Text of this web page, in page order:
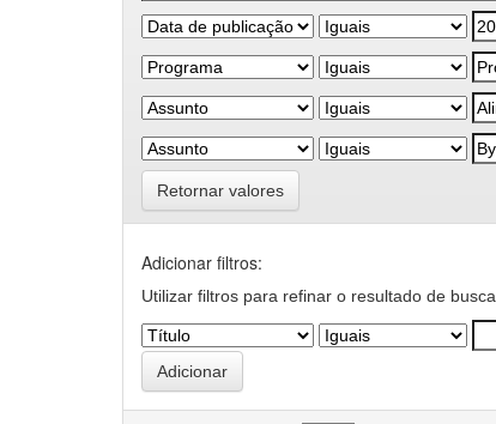
Retornar valores
Adicionar filtros:
Utilizar filtros para refinar o resultado de busca.